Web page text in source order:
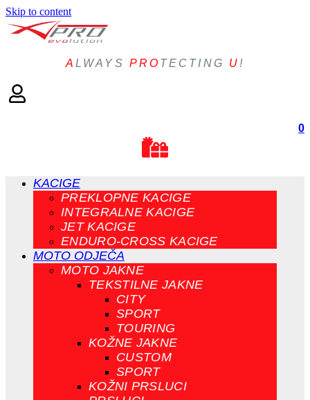
Skip to content
ALWAYS PRO TECTING U!
0
KACIGE
PREKLOPNE KACIGE
INTEGRALNE KACIGE
JET KACIGE
ENDURO-CROSS KACIGE
MOTO ODJEČA
MOTO JAKNE
TEKSTILNE JAKNE
CITY
SPORT
TOURING
KOŽNE JAKNE
CUSTOM
SPORT
KOŽNI PRSLUCI